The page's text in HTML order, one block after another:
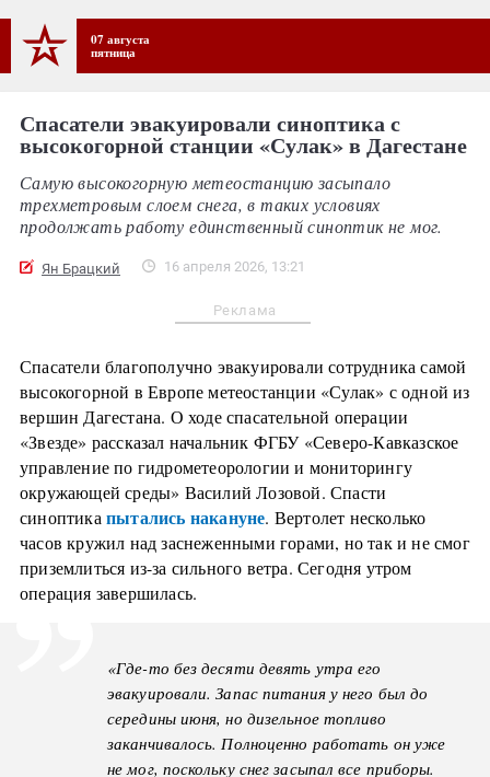
07 августа
пятница
Спасатели эвакуировали синоптика с
высокогорной станции «Сулак» в Дагестане
Самую высокогорную метеостанцию засыпало
трехметровым слоем снега, в таких условиях
продолжать работу единственный синоптик не мог.
Ян Брацкий 16 апреля 2026, 13:21
Реклама
Спасатели благополучно эвакуировали сотрудника самой
высокогорной в Европе метеостанции «Сулак» с одной из
вершин Дагестана. О ходе спасательной операции
«Звезде» рассказал начальник ФГБУ «Северо-Кавказское
управление по гидрометеорологии и мониторингу
окружающей среды» Василий Лозовой. Спасти
синоптика пытались накануне. Вертолет несколько
часов кружил над заснеженными горами, но так и не смог
приземлиться из-за сильного ветра. Сегодня утром
операция завершилась.
«Где-то без десяти девять утра его
эвакуировали. Запас питания у него был до
середины июня, но дизельное топливо
заканчивалось. Полноценно работать он уже
не мог, поскольку снег засыпал все приборы.